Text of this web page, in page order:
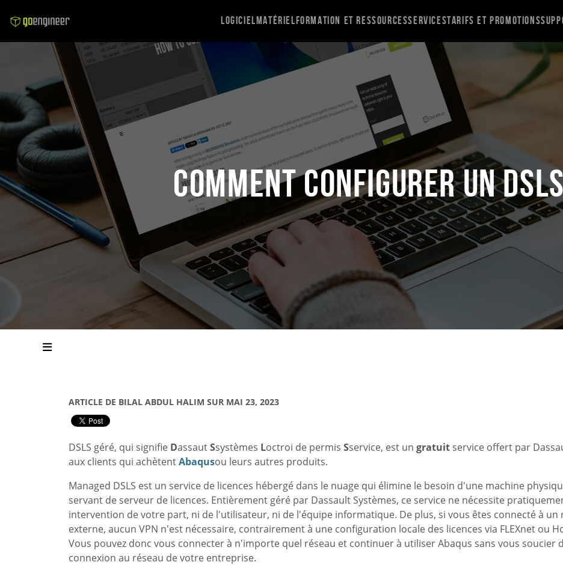
LogicielMatérielFormation et ressourcesServicesTarifs et promotions
Comment configurer un
ARTICLE DE BILAL ABDUL HALIM SUR MAI 23, 2023
DSLS géré, qui signifie DassautSsystèmes Loctroi de permis Sservice, est un gratuit service offert par
aux clients qui achètentAbaqusou leurs autres produits.
Managed DSLS est un service de licences hébergé dans le nuage qui élimine le besoin d'une machine
servant de serveur de licences. Entièrement géré par Dassault Systèmes, ce service ne nécessite
intervention de votre part, ni de l'utilisateur, ni de l'équipe informatique. De plus, si vous êtes connecté à un
externe, aucun VPN n'est nécessaire, contrairement à une configuration locale des licences via FLEXnet ou
Vous pouvez donc vous connecter à n'importe quel réseau et continuer à utiliser Abaqus sans vous soucier
connexion au réseau de votre entreprise.